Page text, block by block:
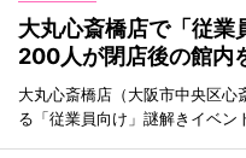
大丸心斎橋店で「従
200人が閉店後の館内
大丸心斎橋店（大阪市中央区心
る「従業員向け」謎解きイベン